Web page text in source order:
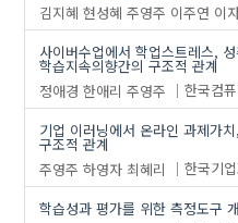
김지혜 현성혜 주영주 이주연 이
사이버수업에서 학업스트레스,
학습지속의향간의 구조적 관계
정애경 한애리 주영주 한국컴
기업 이러닝에서 온라인 과제가
구조적 관계
주영주 하영자 최혜리 한국기
학습성과 평가를 위한 측정도구